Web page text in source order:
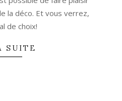
la déco. Et vous verrez,
de choix!
SUITE